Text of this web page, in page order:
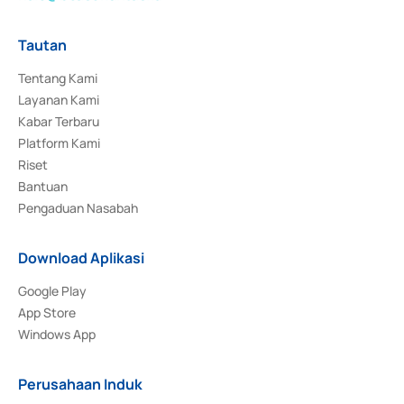
Tautan
Tentang Kami
Layanan Kami
Kabar Terbaru
Platform Kami
Riset
Bantuan
Pengaduan Nasabah
Download Aplikasi
Google Play
App Store
Windows App
Perusahaan Induk